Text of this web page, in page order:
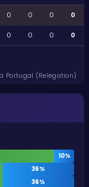
0 0 0 0
0 0 0 0
Portugal (Relegation)
10%
36%
36%